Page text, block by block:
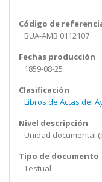
Código de
BUA-AMB 0112107
Fechas producción
1859-08-25
Clasificación
Libros de Actas del
Nivel descripción
Unidad documental
Tipo de documento
Testual